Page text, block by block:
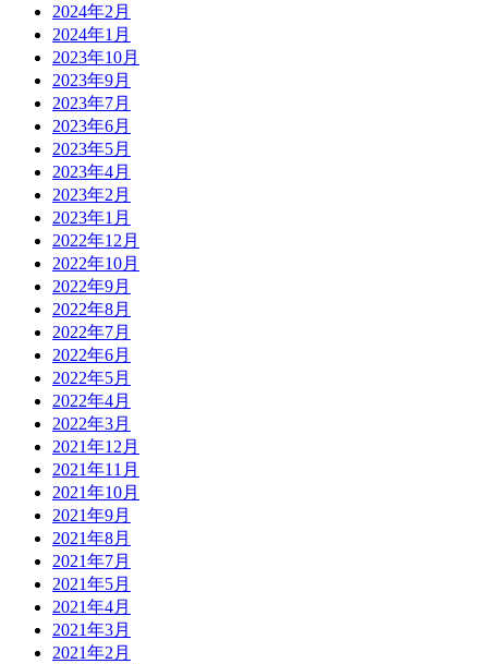
2024年2月
2024年1月
2023年10月
2023年9月
2023年7月
2023年6月
2023年5月
2023年4月
2023年2月
2023年1月
2022年12月
2022年10月
2022年9月
2022年8月
2022年7月
2022年6月
2022年5月
2022年4月
2022年3月
2021年12月
2021年11月
2021年10月
2021年9月
2021年8月
2021年7月
2021年5月
2021年4月
2021年3月
2021年2月